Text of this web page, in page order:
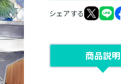
シェアする
商品説明